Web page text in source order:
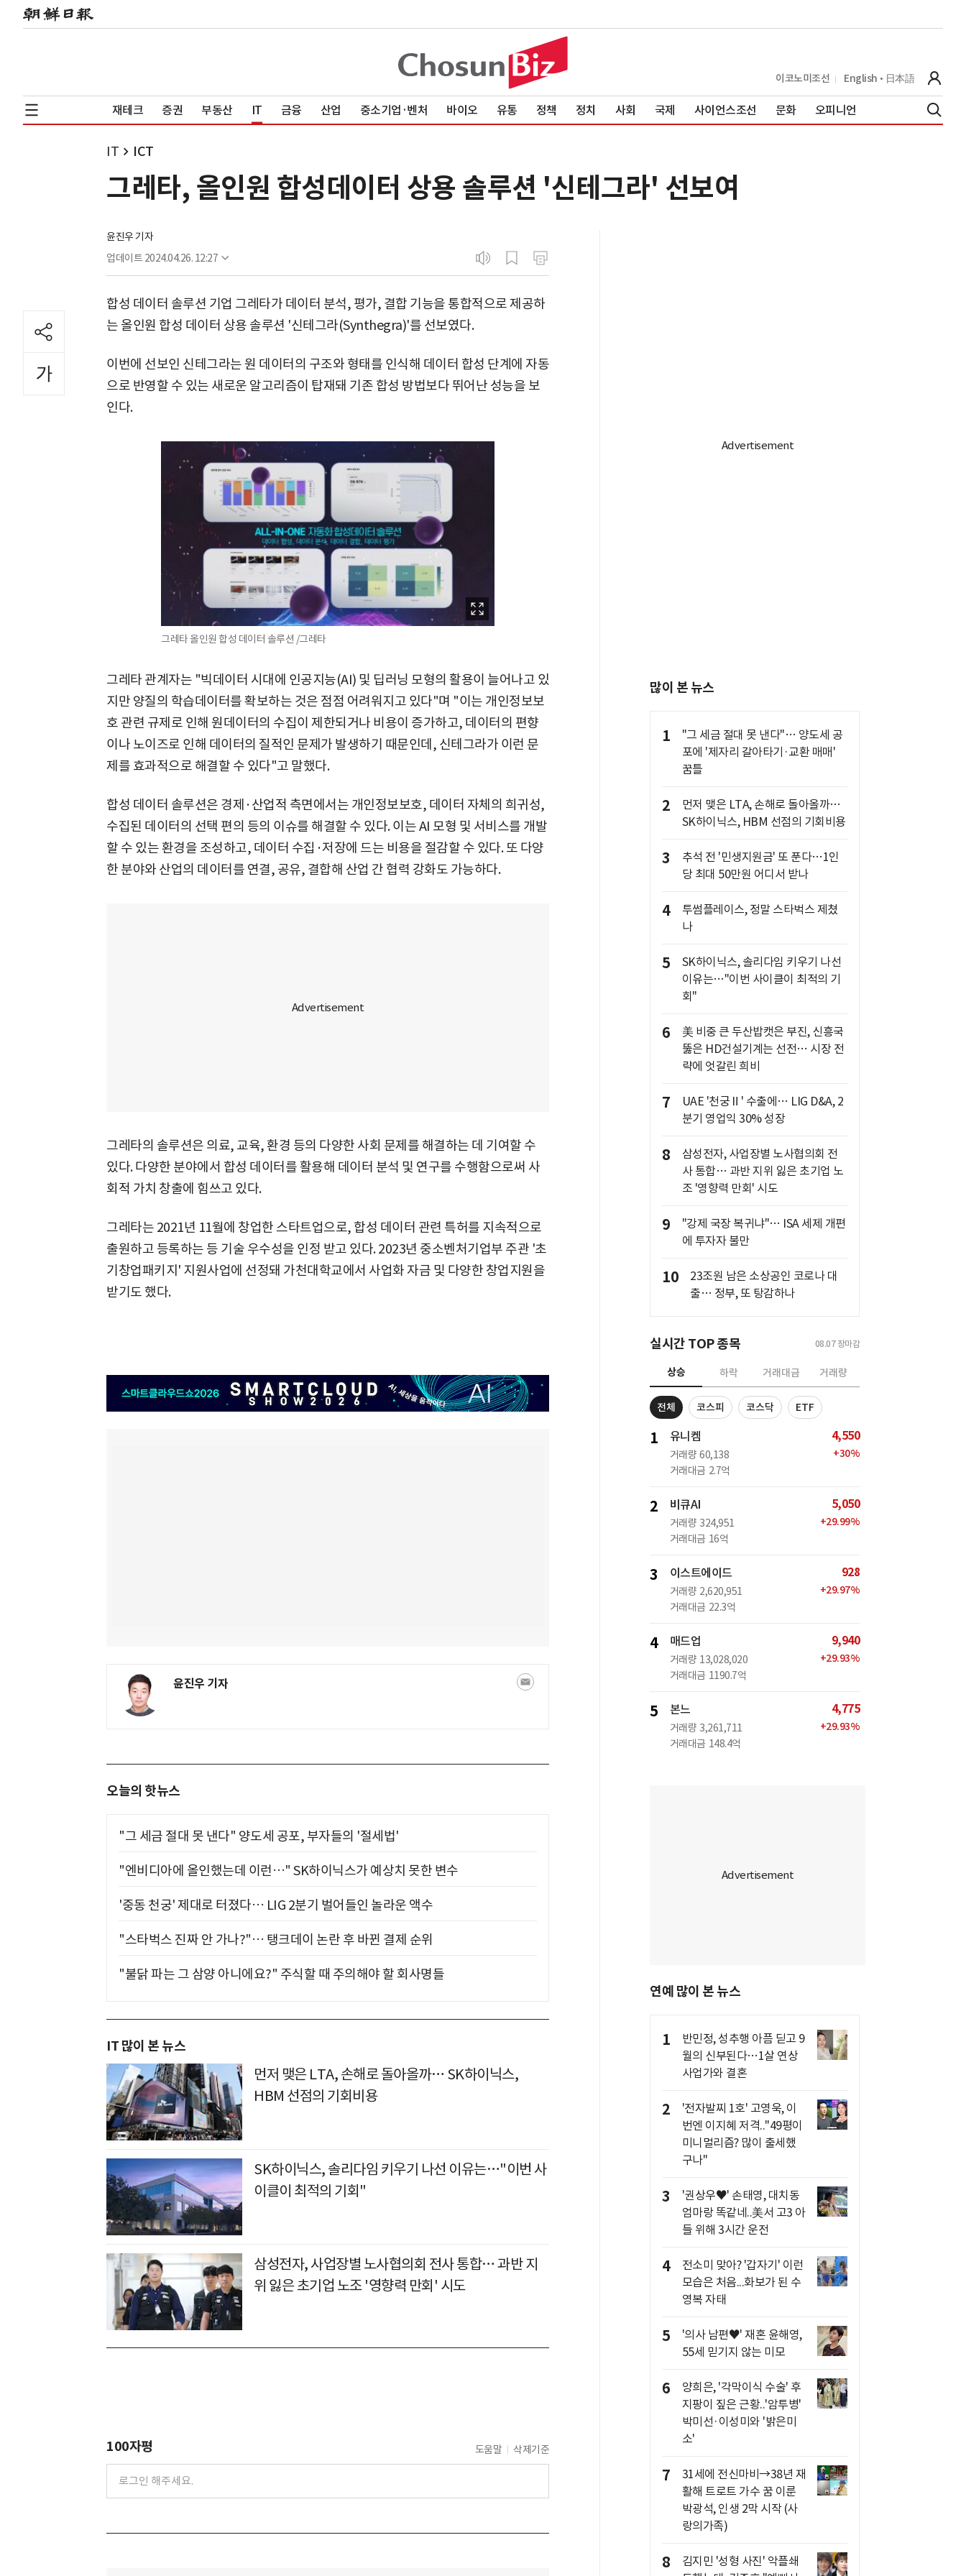
이코노미조선 English 日本語
재테크 증권 부동산 IT 금융 산업 중소기업·벤처 바이오 유통 정책 정치 사회 국제 사이언스조선 문화 오피니언
IT ICT
그레타, 올인원 합성데이터 상용 솔루션 '신테그라' 선보여
윤진우 기자
업데이트 2024.04.26. 12:27
합성 데이터 솔루션 기업 그레타가 데이터 분석, 평가, 결합 기능을 통합적으로 제공하
는 올인원 합성 데이터 상용 솔루션 '신테그라(Synthegra)'를 선보였다.
이번에 선보인 신테그라는 원 데이터의 구조와 형태를 인식해 데이터 합성 단계에 자동
으로 반영할 수 있는 새로운 알고리즘이 탑재돼 기존 합성 방법보다 뛰어난 성능을 보
인다.
그레타 올인원 합성 데이터 솔루션 /그레타
그레타 관계자는 "빅데이터 시대에 인공지능(AI) 및 딥러닝 모형의 활용이 늘어나고 있
지만 양질의 학습데이터를 확보하는 것은 점점 어려워지고 있다"며 "이는 개인정보보
호 관련 규제로 인해 원데이터의 수집이 제한되거나 비용이 증가하고, 데이터의 편향
이나 노이즈로 인해 데이터의 질적인 문제가 발생하기 때문인데, 신테그라가 이런 문
제를 효과적으로 해결할 수 있다"고 말했다.
합성 데이터 솔루션은 경제·산업적 측면에서는 개인정보보호, 데이터 자체의 희귀성,
수집된 데이터의 선택 편의 등의 이슈를 해결할 수 있다. 이는 AI 모형 및 서비스를 개발
할 수 있는 환경을 조성하고, 데이터 수집·저장에 드는 비용을 절감할 수 있다. 또 다양
한 분야와 산업의 데이터를 연결, 공유, 결합해 산업 간 협력 강화도 가능하다.
그레타의 솔루션은 의료, 교육, 환경 등의 다양한 사회 문제를 해결하는 데 기여할 수
있다. 다양한 분야에서 합성 데이터를 활용해 데이터 분석 및 연구를 수행함으로써 사
회적 가치 창출에 힘쓰고 있다.
그레타는 2021년 11월에 창업한 스타트업으로, 합성 데이터 관련 특허를 지속적으로
출원하고 등록하는 등 기술 우수성을 인정 받고 있다. 2023년 중소벤처기업부 주관 '초
기창업패키지' 지원사업에 선정돼 가천대학교에서 사업화 자금 및 다양한 창업지원을
받기도 했다.
윤진우 기자
오늘의 핫뉴스
"그 세금 절대 못 낸다" 양도세 공포, 부자들의 '절세법'
"엔비디아에 올인했는데 이런…" SK하이닉스가 예상치 못한 변수
'중동 천궁' 제대로 터졌다… LIG 2분기 벌어들인 놀라운 액수
"스타벅스 진짜 안 가나?"… 탱크데이 논란 후 바뀐 결제 순위
"불닭 파는 그 삼양 아니에요?" 주식할 때 주의해야 할 회사명들
IT 많이 본 뉴스
먼저 맺은 LTA, 손해로 돌아올까… SK하이닉스,
HBM 선점의 기회비용
SK하이닉스, 솔리다임 키우기 나선 이유는…"이번 사
이클이 최적의 기회"
삼성전자, 사업장별 노사협의회 전사 통합… 과반 지
위 잃은 초기업 노조 '영향력 만회' 시도
100자평 도움말 삭제기준
많이 본 뉴스
1
"그 세금 절대 못 낸다"… 양도세 공
포에 '제자리 갈아타기·교환 매매'
꿈틀
2
먼저 맺은 LTA, 손해로 돌아올까…
SK하이닉스, HBM 선점의 기회비용
3
추석 전 '민생지원금' 또 푼다…1인
당 최대 50만원 어디서 받나
4
투썸플레이스, 정말 스타벅스 제쳤
나
5
SK하이닉스, 솔리다임 키우기 나선
이유는…"이번 사이클이 최적의 기
회"
6
美 비중 큰 두산밥캣은 부진, 신흥국
뚫은 HD건설기계는 선전… 시장 전
략에 엇갈린 희비
7
UAE '천궁Ⅱ' 수출에… LIG D&A, 2
분기 영업익 30% 성장
8
삼성전자, 사업장별 노사협의회 전
사 통합… 과반 지위 잃은 초기업 노
조 '영향력 만회' 시도
9
"강제 국장 복귀냐"… ISA 세제 개편
에 투자자 불만
10
23조원 남은 소상공인 코로나 대
출… 정부, 또 탕감하나
실시간 TOP 종목 08.07 장마감
상승 하락 거래대금 거래량
전체 코스피 코스닥 ETF
1 유니켐
거래량 60,138
거래대금 2.7억
4,550
+30%
2 비큐AI
거래량 324,951
거래대금 16억
5,050
+29.99%
3 이스트에이드
거래량 2,620,951
거래대금 22.3억
928
+29.97%
4 매드업
거래량 13,028,020
거래대금 1190.7억
9,940
+29.93%
5 본느
거래량 3,261,711
거래대금 148.4억
4,775
+29.93%
연예 많이 본 뉴스
1
반민정, 성추행 아픔 딛고 9
월의 신부된다…1살 연상
사업가와 결혼
2
'전자발찌 1호' 고영욱, 이
번엔 이지혜 저격.."49평이
미니멀리즘? 많이 출세했
구나"
3
'권상우♥' 손태영, 대치동
엄마랑 똑같네..美서 고3 아
들 위해 3시간 운전
4
전소미 맞아? '갑자기' 이런
모습은 처음...화보가 된 수
영복 자태
5
'의사 남편♥' 재혼 윤해영,
55세 믿기지 않는 미모
6
양희은, '각막이식 수술' 후
지팡이 짚은 근황..'암투병'
박미선·이성미와 '밝은미
소'
7
31세에 전신마비→38년 재
활해 트로트 가수 꿈 이룬
박광석, 인생 2막 시작 (사
랑의가족)
8
김지민 '성형 사진' 악플쇄